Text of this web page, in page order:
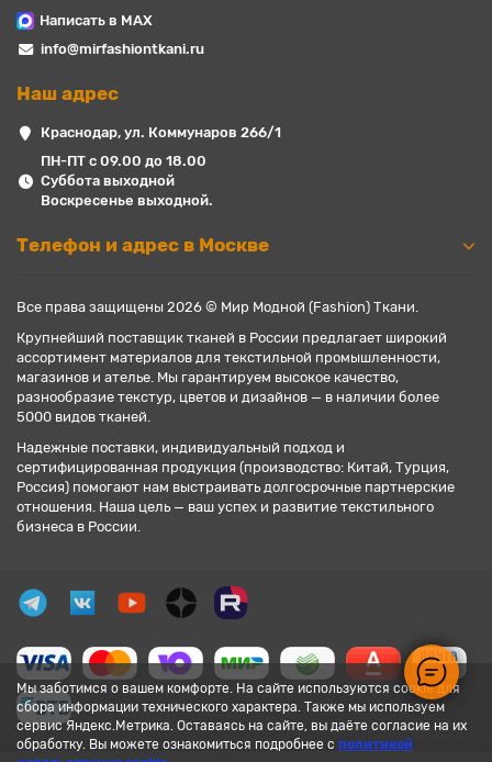
Мы заботимся о вашем комфорте. На сайте используются cookie для
сбора информации технического характера. Также мы используем
сервис Яндекс.Метрика. Оставаясь на сайте, вы даёте согласие на их
обработку. Вы можете ознакомиться подробнее с политикой
Написать в MAX
info@mirfashiontkani.ru
Наш адрес
Краснодар, ул. Коммунаров 266/1
ПН-ПТ с 09.00 до 18.00
Суббота выходной
Воскресенье выходной.
Телефон и адрес в Москве
Все права защищены 2026 © Мир Модной (Fashion) Ткани.
Крупнейший поставщик тканей в России предлагает широкий
ассортимент материалов для текстильной промышленности,
магазинов и ателье. Мы гарантируем высокое качество,
разнообразие текстур, цветов и дизайнов — в наличии более
5000 видов тканей.
Надежные поставки, индивидуальный подход и
сертифицированная продукция (производство: Китай, Турция,
Россия) помогают нам выстраивать долгосрочные партнерские
отношения. Наша цель — ваш успех и развитие текстильного
бизнеса в России.